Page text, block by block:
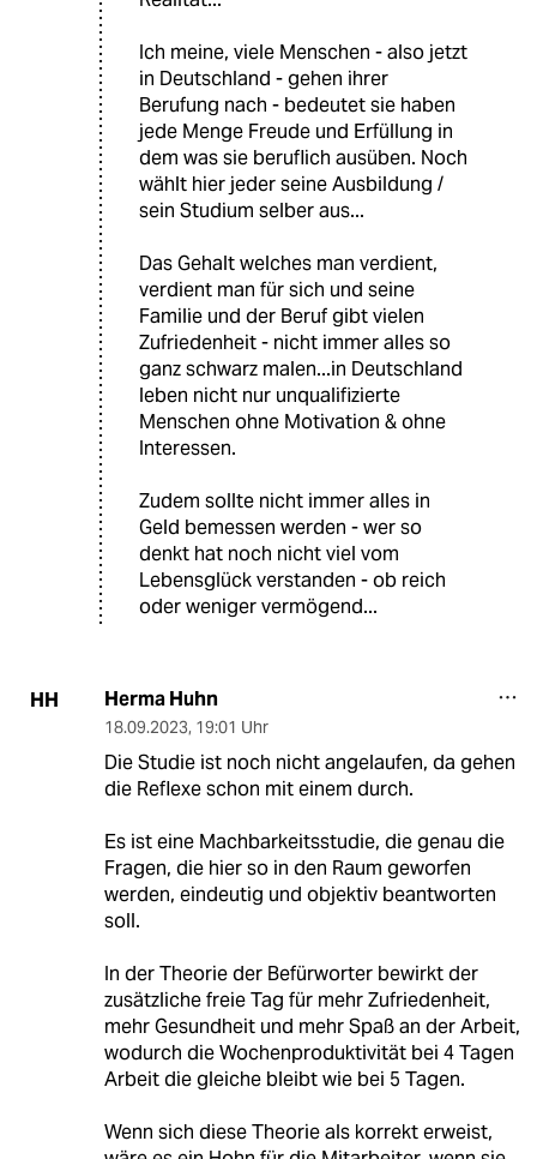
Ich meine, viele Menschen - also jetzt
in Deutschland - gehen ihrer
Berufung nach - bedeutet sie haben
jede Menge Freude und Erfüllung in
dem was sie beruflich ausüben. Noch
wählt hier jeder seine Ausbildung /
sein Studium selber aus...
Das Gehalt welches man verdient,
verdient man für sich und seine
Familie und der Beruf gibt vielen
Zufriedenheit - nicht immer alles so
ganz schwarz malen...in Deutschland
leben nicht nur unqualifizierte
Menschen ohne Motivation & ohne
Interessen.
Zudem sollte nicht immer alles in
Geld bemessen werden - wer so
denkt hat noch nicht viel vom
Lebensglück verstanden - ob reich
oder weniger vermögend...
HH Herma Huhn
18.09.2023, 19:01 Uhr
Die Studie ist noch nicht angelaufen, da gehen
die Reflexe schon mit einem durch.
Es ist eine Machbarkeitsstudie, die genau die
Fragen, die hier so in den Raum geworfen
werden, eindeutig und objektiv beantworten
soll.
In der Theorie der Befürworter bewirkt der
zusätzliche freie Tag für mehr Zufriedenheit,
mehr Gesundheit und mehr Spaß an der Arbeit,
wodurch die Wochenproduktivität bei 4 Tagen
Arbeit die gleiche bleibt wie bei 5 Tagen.
Wenn sich diese Theorie als korrekt erweist,